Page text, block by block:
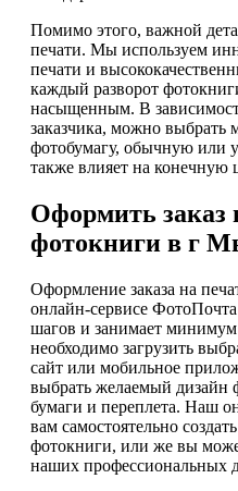
Помимо этого, важной
печати. Мы используем
печати и
каждый разворот
насыщенным. В
заказчика, можно выбрать
фотобумагу, обычную или
также влияет на конечную
Оформить заказ
фотокниги в г
Оформление заказа на
онлайн-сервисе
шагов и занимает
необходимо загрузить
сайт или мобильное
выбрать желаемый дизайн
бумаги и переплета. Наш
вам самостоятельно
фотокниги, или же вы
наших профессиональных